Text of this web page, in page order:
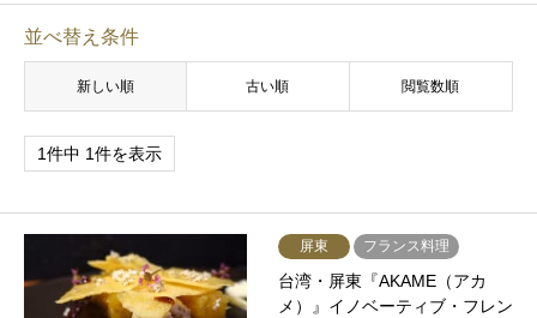
並べ替え条件
新しい順 古い順 閲覧数順
1件中 1件を表示
屏東 フランス料理
台湾・屏東『AKAME（アカ
メ）』イノベーティブ・フレン